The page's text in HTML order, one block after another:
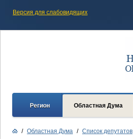
Версия для слабовидящих
Регион Областная Дума
/ Областная Дума / Список депутатов